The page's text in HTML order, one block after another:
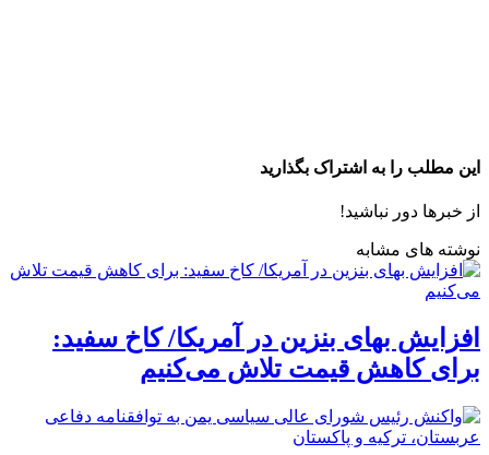
این مطلب را به اشتراک بگذارید
از خبرها دور نباشید!
نوشته های مشابه
افزایش بهای بنزین در آمریکا/ کاخ سفید:
برای کاهش قیمت تلاش می‌کنیم